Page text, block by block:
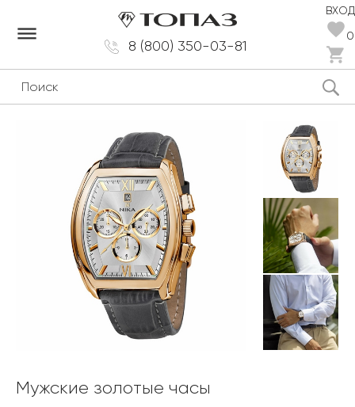
8 (800) 350-03-81
ВХОД
0
dehaze
Мужские золотые часы